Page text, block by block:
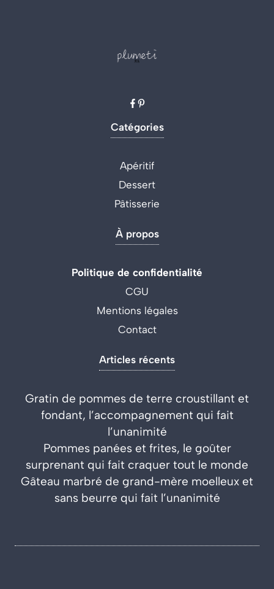
Catégories
Apéritif
Dessert
Pâtisserie
À propos
Politique de confidentialité
CGU
Mentions légales
Contact
Articles récents
Gratin de pommes de terre croustillant et
fondant, l’accompagnement qui fait
l’unanimité
Pommes panées et frites, le goûter
surprenant qui fait craquer tout le monde
Gâteau marbré de grand-mère moelleux et
sans beurre qui fait l’unanimité